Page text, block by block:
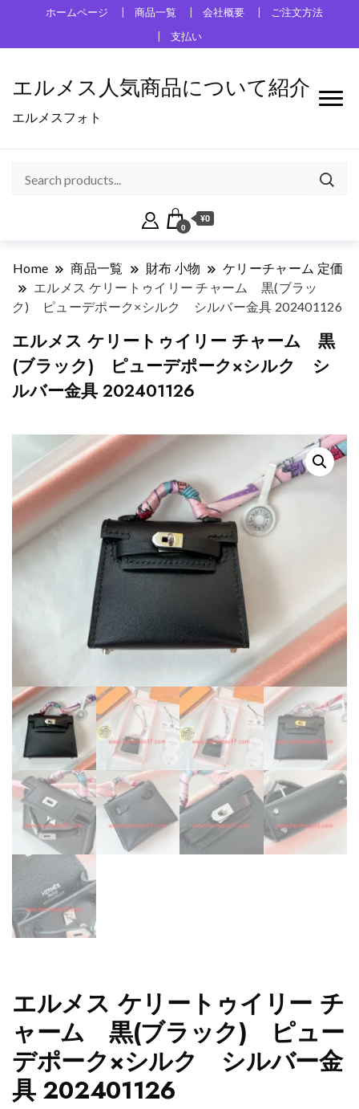
ホームページ 商品一覧 会社概要
ご注文方法
支払い
エルメス人気商品について紹介
エルメスフォト
0
¥0
Home 商品一覧 財布 小物
ケリーチャーム 定価
エルメス ケリートゥイリー チャーム 黒(ブラッ
ク) ピューデポーク×シルク シルバー金具 202401126
エルメス ケリートゥイリー チャーム 黒
(ブラック) ピューデポーク×シルク シ
ルバー金具 202401126
エルメス ケリートゥイリー チ
ャーム 黒(ブラック) ピュー
デポーク×シルク シルバー金
具 202401126